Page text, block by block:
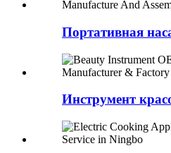
Портативная
Инструмент